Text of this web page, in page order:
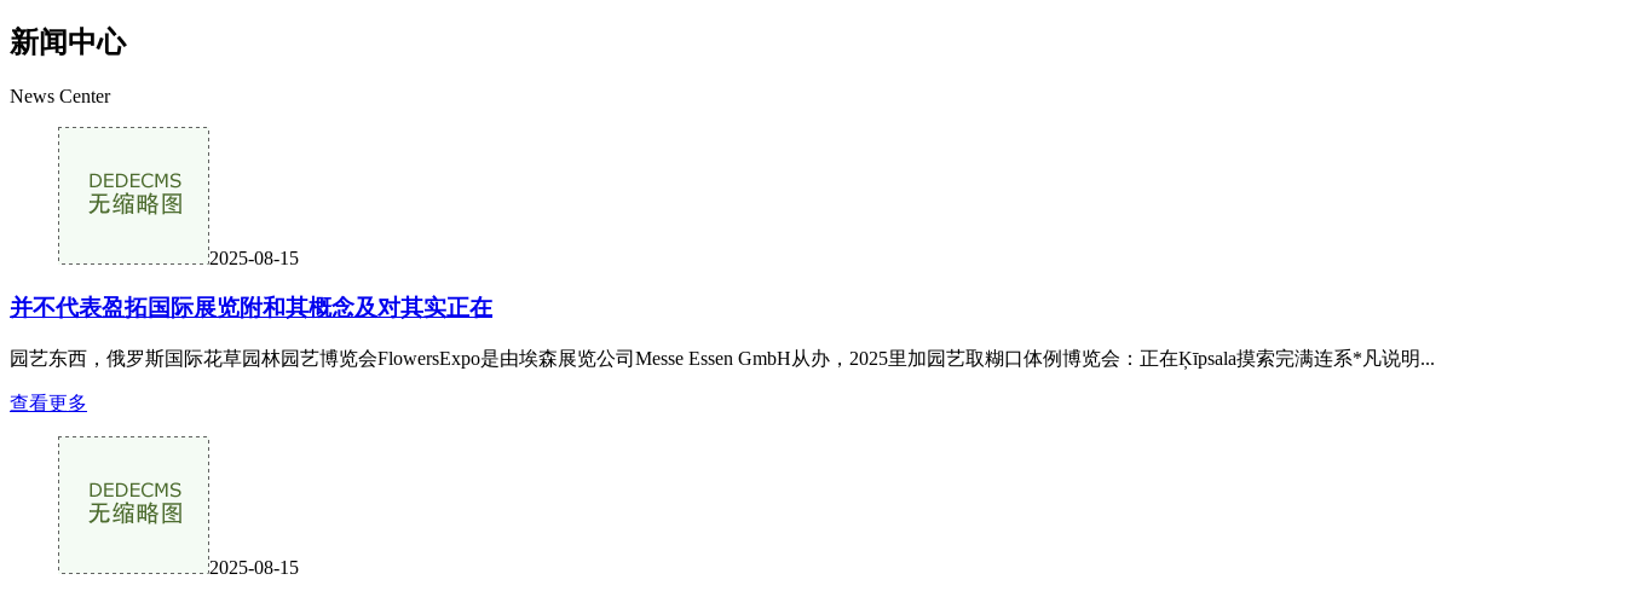
新闻中心
News Center
2025-08-15
并不代表盈拓国际展览附和其概念及对其实正在
园艺东西，俄罗斯国际花草园林园艺博览会FlowersExpo是由埃森展览公司Messe Essen GmbH从办，2025里加园艺取糊口体例博览会：正在Ķīpsala摸索完满连系*凡说明...
查看更多
2025-08-15